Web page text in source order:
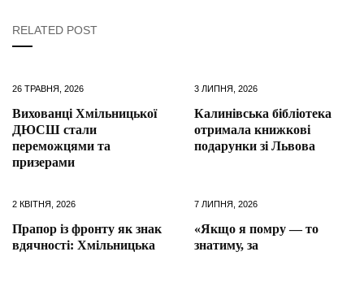
RELATED POST
26 ТРАВНЯ, 2026
Вихованці Хмільницької
ДЮСШ стали
переможцями та
призерами
3 ЛИПНЯ, 2026
Калинівська бібліотека
отримала книжкові
подарунки зі Львова
2 КВІТНЯ, 2026
Прапор із фронту як знак
вдячності: Хмільницька
7 ЛИПНЯ, 2026
«Якщо я помру — то
знатиму, за